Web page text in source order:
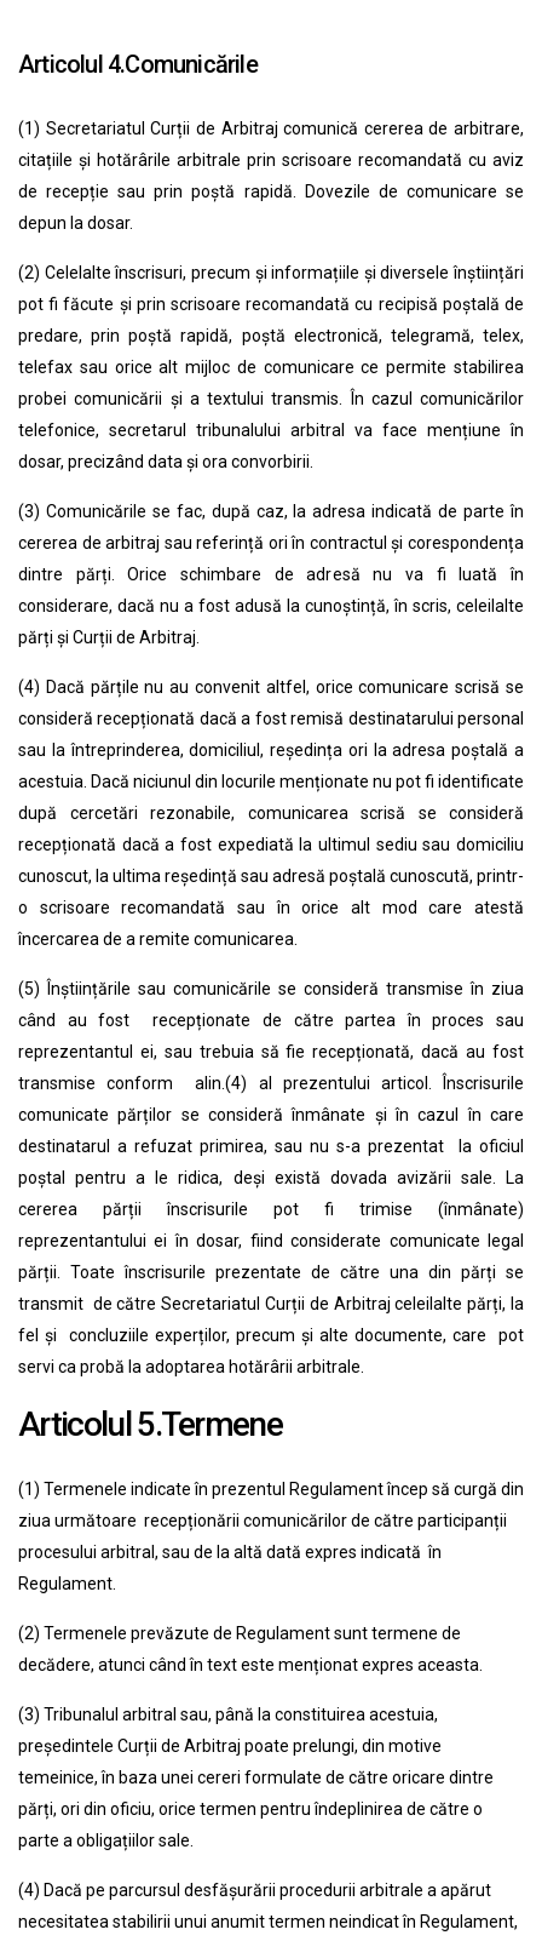
Articolul 4.Comunicările
(1) Secretariatul Curții de Arbitraj comunică cererea de arbitrare,
citațiile și hotărârile arbitrale prin scrisoare recomandată cu aviz
de recepție sau prin poștă rapidă. Dovezile de comunicare se
depun la dosar.
(2) Celelalte înscrisuri, precum și informațiile și diversele înștiințări
pot fi făcute și prin scrisoare recomandată cu recipisă poștală de
predare, prin poștă rapidă, poștă electronică, telegramă, telex,
telefax sau orice alt mijloc de comunicare ce permite stabilirea
probei comunicării și a textului transmis. În cazul comunicărilor
telefonice, secretarul tribunalului arbitral va face mențiune în
dosar, precizând data și ora convorbirii.
(3) Comunicările se fac, după caz, la adresa indicată de parte în
cererea de arbitraj sau referință ori în contractul și corespondența
dintre părți. Orice schimbare de adresă nu va fi luată în
considerare, dacă nu a fost adusă la cunoștință, în scris, celeilalte
părți și Curții de Arbitraj.
(4) Dacă părțile nu au convenit altfel, orice comunicare scrisă se
consideră recepționată dacă a fost remisă destinatarului personal
sau la întreprinderea, domiciliul, reședința ori la adresa poștală a
acestuia. Dacă niciunul din locurile menționate nu pot fi identificate
după cercetări rezonabile, comunicarea scrisă se consideră
recepționată dacă a fost expediată la ultimul sediu sau domiciliu
cunoscut, la ultima reședință sau adresă poștală cunoscută, printr-
o scrisoare recomandată sau în orice alt mod care atestă
încercarea de a remite comunicarea.
(5) Înștiințările sau comunicările se consideră transmise în ziua
când au fost recepționate de către partea în proces sau
reprezentantul ei, sau trebuia să fie recepționată, dacă au fost
transmise conform alin.(4) al prezentului articol. Înscrisurile
comunicate părților se consideră înmânate și în cazul în care
destinatarul a refuzat primirea, sau nu s-a prezentat la oficiul
poștal pentru a le ridica, deși există dovada avizării sale. La
cererea părții înscrisurile pot fi trimise (înmânate)
reprezentantului ei în dosar, fiind considerate comunicate legal
părții. Toate înscrisurile prezentate de către una din părți se
transmit de către Secretariatul Curții de Arbitraj celeilalte părți, la
fel și concluziile experților, precum și alte documente, care pot
servi ca probă la adoptarea hotărârii arbitrale.
Articolul 5.Termene
(1) Termenele indicate în prezentul Regulament încep să curgă din
ziua următoare recepționării comunicărilor de către participanții
procesului arbitral, sau de la altă dată expres indicată în
Regulament.
(2) Termenele prevăzute de Regulament sunt termene de
decădere, atunci când în text este menționat expres aceasta.
(3) Tribunalul arbitral sau, până la constituirea acestuia,
președintele Curții de Arbitraj poate prelungi, din motive
temeinice, în baza unei cereri formulate de către oricare dintre
părți, ori din oficiu, orice termen pentru îndeplinirea de către o
parte a obligațiilor sale.
(4) Dacă pe parcursul desfășurării procedurii arbitrale a apărut
necesitatea stabilirii unui anumit termen neindicat în Regulament,